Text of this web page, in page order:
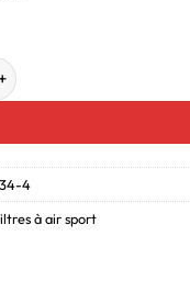
4
à air sport